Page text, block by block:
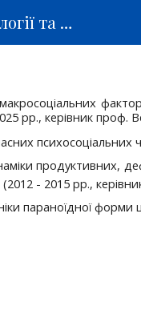
Кафедра психіатрії, наркології та медичної психології
5рр., керівник проф.
продуктивних,
- 2015 рр.,
параноїдної